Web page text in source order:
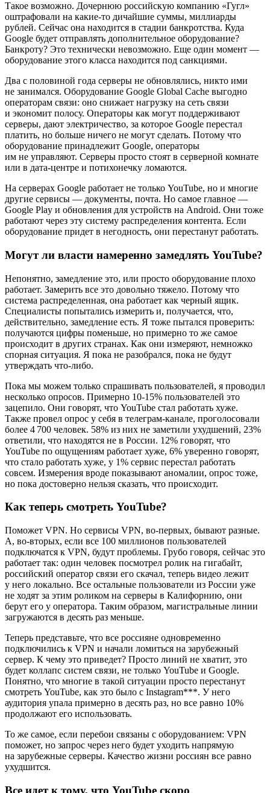
Такое возможно. Дочернюю российскую компанию «Гугл»
оштрафовали на какие-то дичайшие суммы, миллиарды
рублей. Сейчас она находится в стадии банкротства. Куда
Google будет отправлять дополнительное оборудование?
Банкроту? Это технически невозможно. Еще один момент —
оборудование этого класса находится под санкциями.
Два с половиной года серверы не обновлялись, никто ими
не занимался. Оборудование Google Global Cache выгодно
операторам связи: оно снижает нагрузку на сеть связи
и экономит полосу. Операторы как могут поддерживают
серверы, дают электричество, за которое Google перестал
платить, но больше ничего не могут сделать. Потому что
оборудование принадлежит Google, операторы
им не управляют. Серверы просто стоят в серверной комнате
или в дата-центре и потихонечку ломаются.
На серверах Google работает не только YouTube, но и многие
другие сервисы — документы, почта. Но самое главное —
Google Play и обновления для устройств на Android. Они тоже
работают через эту систему распределения контента. Если
оборудование придет в негодность, они перестанут работать.
Могут ли власти намеренно замедлять YouTube?
Непонятно, замедление это, или просто оборудование плохо
работает. Замерить все это довольно тяжело. Потому что
система распределенная, она работает как черный ящик.
Специалисты попытались измерить и, получается, что,
действительно, замедление есть. Я тоже пытался проверить:
получаются цифры поменьше, но примерно то же самое
происходит в других странах. Как они измеряют, немножко
спорная ситуация. Я пока не разобрался, пока не будут
утверждать что-либо.
Пока мы можем только спрашивать пользователей, я проводил
несколько опросов. Примерно 10-15% пользователей это
зацепило. Они говорят, что YouTube стал работать хуже.
Также провел опрос у себя в телеграм-канале, проголосовали
более 4 700 человек. 58% из них не заметили ухудшений, 23%
ответили, что находятся не в России. 12% говорят, что
YouTube по ощущениям работает хуже, 6% уверенно говорят,
что стало работать хуже, у 1% сервис перестал работать
совсем. Измерения вроде показывают аномалии, опрос тоже,
но пока достоверно нельзя сказать, что происходит.
Как теперь смотреть YouTube?
Поможет VPN. Но сервисы VPN, во-первых, бывают разные.
А, во-вторых, если все 100 миллионов пользователей
подключатся к VPN, будут проблемы. Грубо говоря, сейчас это
работает так: один человек посмотрел ролик на гигабайт,
российский оператор связи его скачал, теперь видео лежит
у него локально. Все остальные пользователи из России уже
не ходят за этим роликом на серверы в Калифорнию, они
берут его у оператора. Таким образом, магистральные линии
загружаются в десять раз меньше.
Теперь представьте, что все россияне одновременно
подключились к VPN и начали ломиться на зарубежный
сервер. К чему это приведет? Просто линий не хватит, это
будет коллапс систем связи, не только YouTube и Google.
Понятно, что многие в такой ситуации просто перестанут
смотреть YouTube, как это было с Instagram***. У него
аудитория упала примерно в десять раз, но все равно 10%
продолжают его использовать.
То же самое, если перебои связаны с оборудованием: VPN
поможет, но запрос через него будет уходить напрямую
на зарубежные серверы. Качество жизни россиян все равно
ухудшится.
Все идет к тому, что YouTube скоро